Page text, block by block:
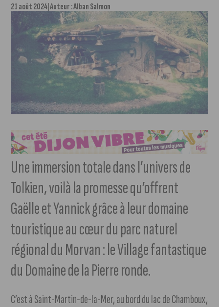
21 août 2024 Auteur :Alban Salmon
Une immersion totale dans l’univers de
Tolkien, voilà la promesse qu’offrent
Gaëlle et Yannick grâce à leur domaine
touristique au cœur du parc naturel
régional du Morvan : le Village fantastique
du Domaine de la Pierre ronde.
C’est à Saint-Martin-de-la-Mer, au bord du lac de Chamboux,